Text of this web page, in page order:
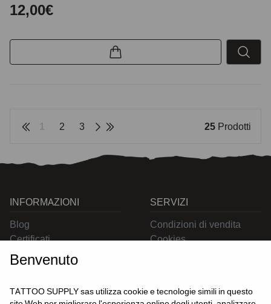
12,00€
1 2 3 25 Prodotti
INFORMAZIONI
Blog
Certificati
Contatti
SERVIZI
Condizioni di vendita
Cookies
Benvenuto
TATTOO SUPPLY sas utilizza cookie e tecnologie simili in questo